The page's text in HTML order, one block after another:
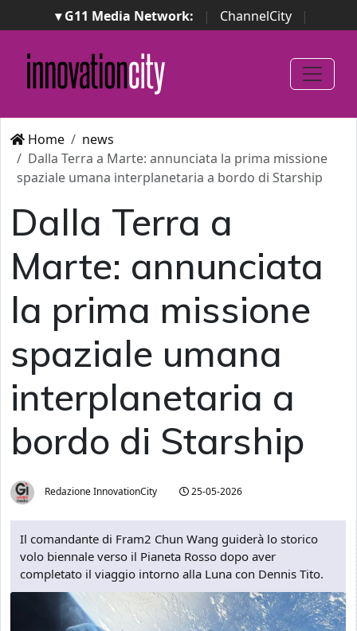
▾ G11 Media Network: | ChannelCity
|
ImpresaCity | SecurityOpenLab | Italian Channel
Awards
Italian Project Awards
Italian Security
Awards
Home
news
Dalla Terra a Marte: annunciata la prima missione
spaziale umana interplanetaria a bordo di Starship
Dalla Terra a
Marte: annunciata
la prima missione
spaziale umana
interplanetaria a
bordo di Starship
Redazione InnovationCity 25-05-2026
Il comandante di Fram2 Chun Wang guiderà lo storico
volo biennale verso il Pianeta Rosso dopo aver
completato il viaggio intorno alla Luna con Dennis Tito.